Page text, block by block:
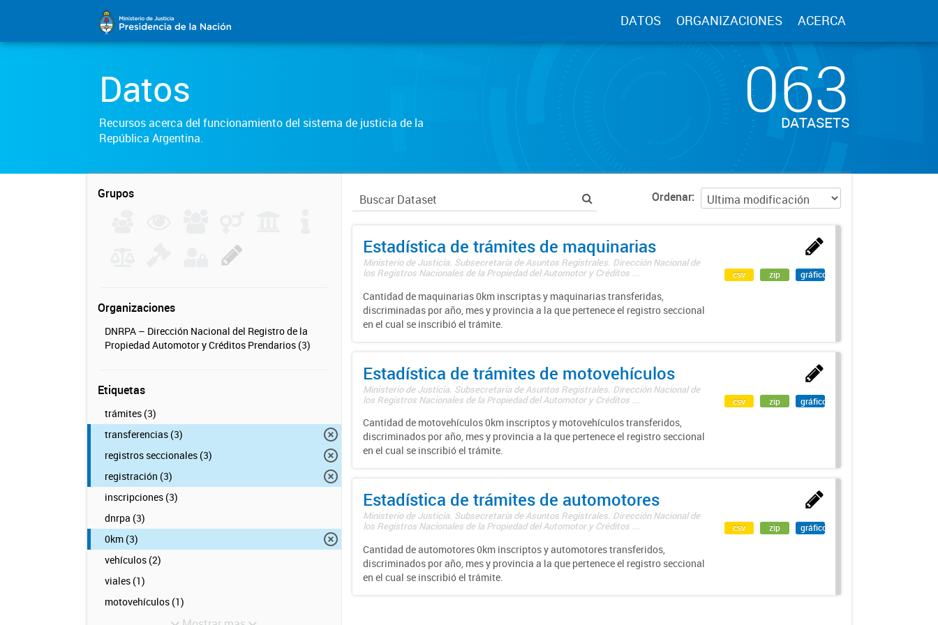
DATOS ORGANIZACIONES ACERCA
Datos
Recursos acerca del funcionamiento del sistema de justicia de la
República Argentina.
063
DATASETS
Grupos
Organizaciones
DNRPA – Dirección Nacional del Registro de la
Propiedad Automotor y Créditos Prendarios (3)
Etiquetas
trámites (3)
transferencias (3)
registros seccionales (3)
registración (3)
inscripciones (3)
dnrpa (3)
0km (3)
vehículos (2)
viales (1)
motovehículos (1)
Ordenar
Estadística de trámites de maquinarias
Ministerio de Justicia. Subsecretaría de Asuntos Registrales. Dirección Nacional de
los Registros Nacionales de la Propiedad del Automotor y Créditos ...
Cantidad de maquinarias 0km inscriptas y maquinarias transferidas,
discriminadas por año, mes y provincia a la que pertenece el registro seccional
en el cual se inscribió el trámite.
csv zip gráfico
Estadística de trámites de motovehículos
Ministerio de Justicia. Subsecretaría de Asuntos Registrales. Dirección Nacional de
los Registros Nacionales de la Propiedad del Automotor y Créditos ...
Cantidad de motovehículos 0km inscriptos y motovehículos transferidos,
discriminados por año, mes y provincia a la que pertenece el registro seccional
en el cual se inscribió el trámite.
csv zip gráfico
Estadística de trámites de automotores
Ministerio de Justicia. Subsecretaría de Asuntos Registrales. Dirección Nacional de
los Registros Nacionales de la Propiedad del Automotor y Créditos ...
Cantidad de automotores 0km inscriptos y automotores transferidos,
discriminados por año, mes y provincia a la que pertenece el registro seccional
en el cual se inscribió el trámite.
csv zip gráfico